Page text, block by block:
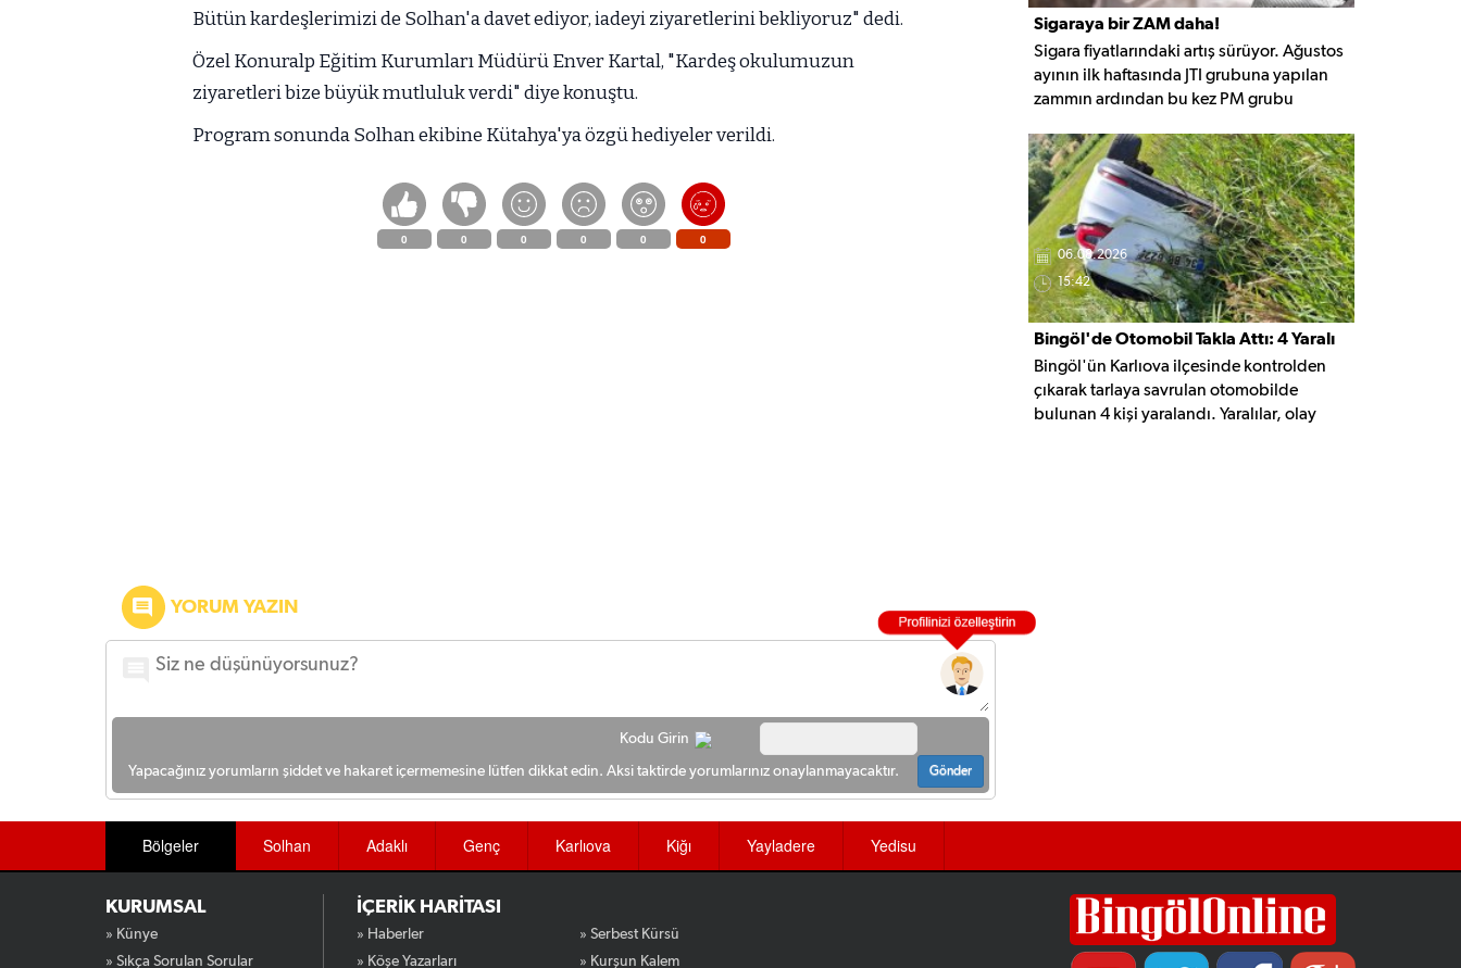
Bütün kardeşlerimizi de Solhan'a davet ediyor, iadeyi ziyaretlerini bekliyoruz" dedi.
Özel Konuralp Eğitim Kurumları Müdürü Enver Kartal, "Kardeş okulumuzun
ziyaretleri bize büyük mutluluk verdi" diye konuştu.
Program sonunda Solhan ekibine Kütahya'ya özgü hediyeler verildi.
0 0 0 0 0 0
YORUM YAZIN
Kodu Girin
Yapacağınız yorumların şiddet ve hakaret içermemesine lütfen dikkat edin. Aksi taktirde yorumlarınız onaylanmayacaktır. Gönder
Sigaraya bir ZAM daha!
Sigara fiyatlarındaki artış sürüyor. Ağustos
ayının ilk haftasında JTI grubuna yapılan
zammın ardından bu kez PM grubu
gruptaki en ucuz sigara 120 TL, en pahalı
sigara ise 140 TL'ye yükseldi.
06.08.2026
15:42
Bingöl'de Otomobil Takla Attı: 4 Yaralı
Bingöl'ün Karlıova ilçesinde kontrolden
çıkarak tarlaya savrulan otomobilde
bulunan 4 kişi yaralandı. Yaralılar, olay
Bölgeler Solhan Adaklı Genç Karlıova Kiğı Yayladere Yedisu
KURUMSAL
» Künye
» Sıkça Sorulan Sorular
İÇERİK HARİTASI
» Haberler
» Köşe Yazarları
» Serbest Kürsü
» Kurşun Kalem